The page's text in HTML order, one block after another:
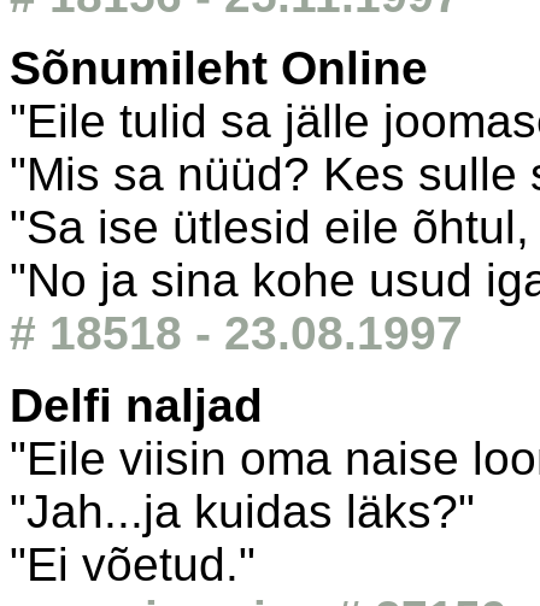
Sõnumileht Online
"Eile tulid sa jälle
"Mis sa nüüd? Kes sulle
"Sa ise ütlesid eile
"No ja sina kohe usud
# 18518 - 23.08.1997
Delfi naljad
"Eile viisin oma naise
"Jah...ja kuidas läks?"
"Ei võetud."